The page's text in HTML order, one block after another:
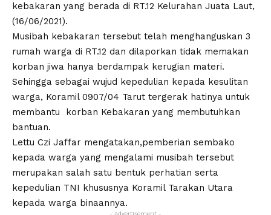
kebakaran yang berada di RT.12 Kelurahan Juata Laut,
(16/06/2021).
Musibah kebakaran tersebut telah menghanguskan 3
rumah warga di RT.12 dan dilaporkan tidak memakan
korban jiwa hanya berdampak kerugian materi.
Sehingga sebagai wujud kepedulian kepada kesulitan
warga, Koramil 0907/04 Tarut tergerak hatinya untuk
membantu korban Kebakaran yang membutuhkan
bantuan.
Lettu Czi Jaffar mengatakan,pemberian sembako
kepada warga yang mengalami musibah tersebut
merupakan salah satu bentuk perhatian serta
kepedulian TNI khususnya Koramil Tarakan Utara
kepada warga binaannya.
- Advertisement -